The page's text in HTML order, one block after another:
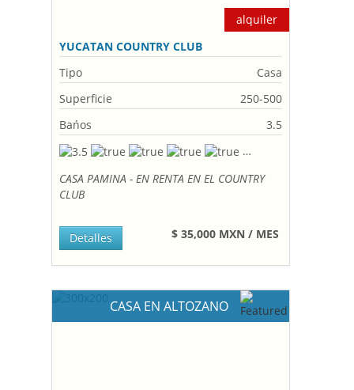
alquiler
YUCATAN COUNTRY CLUB
Tipo
Casa
Superficie
250-500
Bańos
3.5
CASA PAMINA - EN RENTA EN EL COUNTRY
CLUB
$ 35,000 MXN / MES
Detalles
CASA EN ALTOZANO